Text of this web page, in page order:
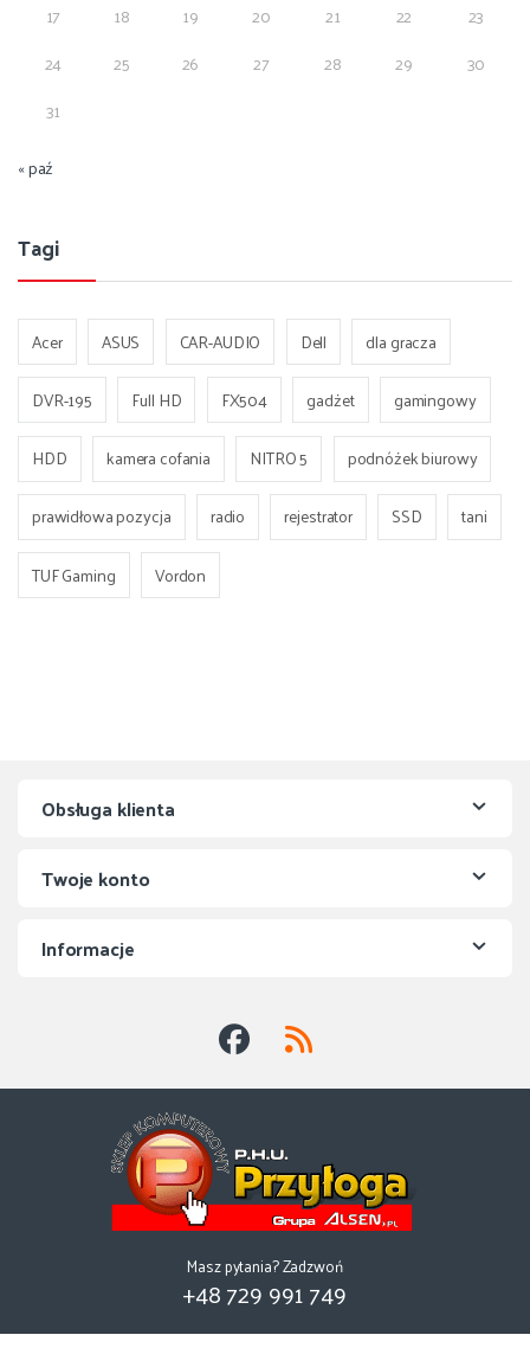
17
18 19 20 21 22
23
24
25 26 27 28 29
30
31
« paź
Tagi
Acer ASUS CAR-AUDIO Dell
dla gracza
DVR-195
Full HD FX504 gadżet
gamingowy
HDD
kamera cofania NITRO 5
podnóżek biurowy
prawidłowa pozycja
radio rejestrator SSD
tani
TUF Gaming
Vordon
Obsługa klienta
Twoje konto
Informacje
Masz pytania? Zadzwoń
+48 729 991 749